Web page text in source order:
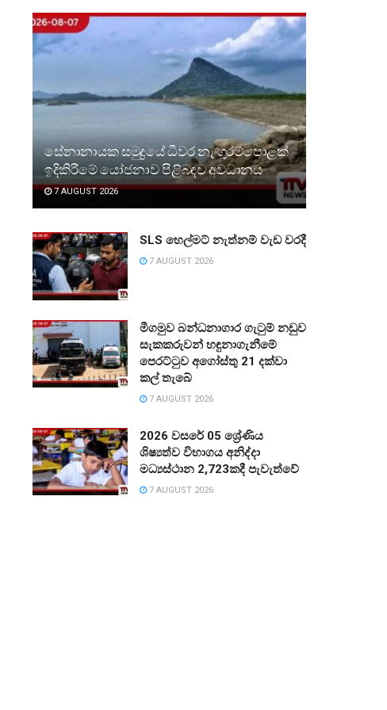
සේනානායක සමුද්‍රයේ ධීවර නැංගුරම්පොළක්
ඉදිකිරීමේ යෝජනාව පිළිබඳව අවධානය
7 AUGUST 2026
SLS හෙල්මට් නැත්නම් වැඩ වරදී
7 AUGUST 2026
මීගමුව බන්ධනාගාර ගැටුම් නඩුව
සැකකරුවන් හඳුනාගැනීමේ
පෙරට්ටුව අගෝස්තු 21 දක්වා
කල් තැබේ
7 AUGUST 2026
2026 වසරේ 05 ශ්‍රේණිය
ශිෂ්‍යත්ව විභාගය අනිද්දා
මධ්‍යස්ථාන 2,723කදී පැවැත්වේ
7 AUGUST 2026